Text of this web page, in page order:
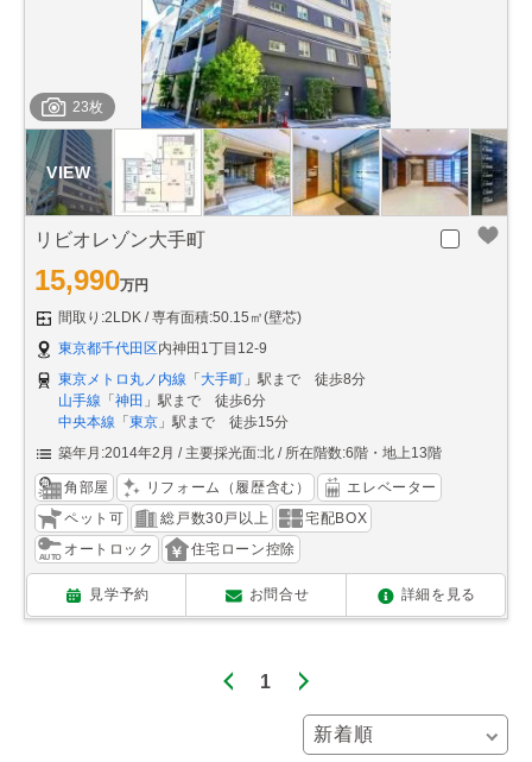
23枚
リビオレゾン大手町
15,990万円
間取り:2LDK
専有面積:50.15㎡(壁芯)
東京都千代田区内神田1丁目12-9
東京メトロ丸ノ内線 「 大手町 」駅まで 徒歩8分
山手線 「 神田 」駅まで 徒歩6分
中央本線 「 東京 」駅まで 徒歩15分
築年月:2014年2月
主要採光面:北 所在階数:6階・地上13階
角部屋 リフォーム（履歴含む）
エレベーター
ペット可
総戸数30戸以上
宅配BOX
オートロック
住宅ローン控除
見学予約 お問合せ 詳細を見る
1